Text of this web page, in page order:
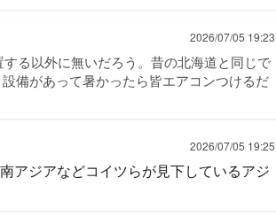
2026/07/05 19:23
る以外に無いだろう。昔の北海道と同じで
備があって暑かったら皆エアコンつけるだ
2026/07/05 19:25
アジアなどコイツらが見下しているアジ